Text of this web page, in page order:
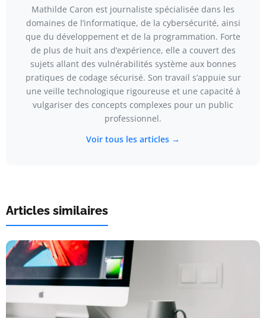
Mathilde Caron est journaliste spécialisée dans les
domaines de l’informatique, de la cybersécurité, ainsi
que du développement et de la programmation. Forte
de plus de huit ans d’expérience, elle a couvert des
sujets allant des vulnérabilités système aux bonnes
pratiques de codage sécurisé. Son travail s’appuie sur
une veille technologique rigoureuse et une capacité à
vulgariser des concepts complexes pour un public
professionnel.
Voir tous les articles →
Articles similaires